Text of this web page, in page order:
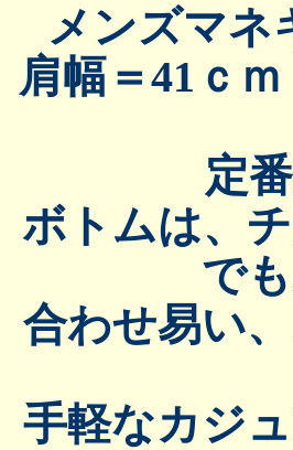
メンズマ
肩幅＝41ｃ
定
ボトムは、
で
合わせ易い
手軽なカジ